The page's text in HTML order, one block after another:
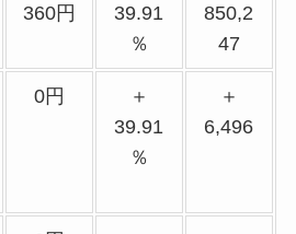
360円
39.91
％
850,2
47
0円
＋
39.91
％
＋
6,496